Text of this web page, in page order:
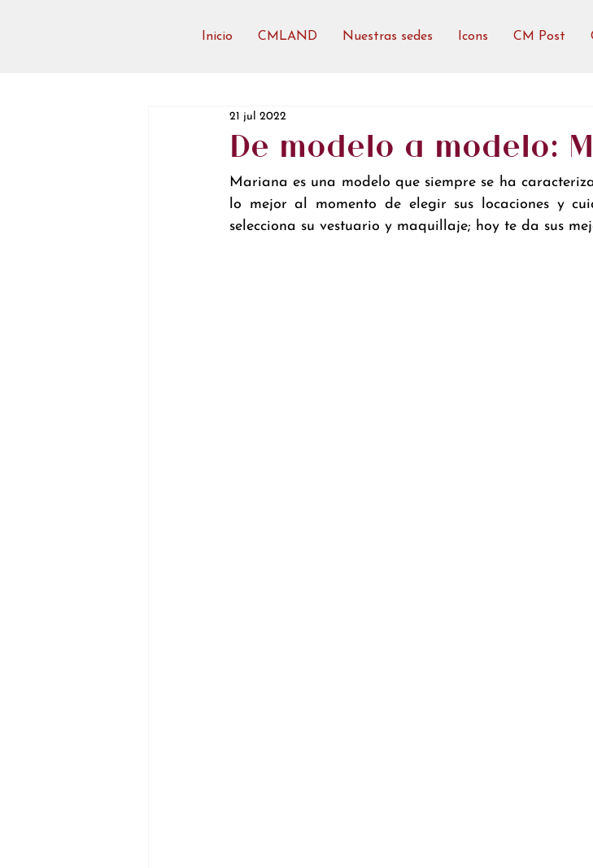
Inicio CMLAND Nuestras sedes Icons CM Post
De modelo a modelo:
21 jul 2022
Mariana es una modelo que siempre se ha
lo mejor al momento de elegir sus locaciones y
selecciona su vestuario y maquillaje; hoy te da sus